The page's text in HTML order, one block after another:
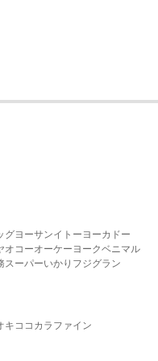
グヨーサンイトーヨーカドー
オコーオーケー ヨークベニマル
スーパーいかり フジグラン
キ ココカラファイン